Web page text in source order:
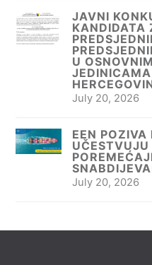
JAVNI
KANDIDATA
U
July 20, 2026
EEN POZIVA
July 20, 2026